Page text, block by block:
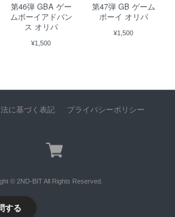
第46弾 GBA ゲー
ムボーイアドバン
ス オリパ
¥1,500
第47弾 GB ゲーム
ボーイ オリパ
¥1,500
に基づく表記 プライバシーポリシー
© 2ND-BIT All Rights Reserved.
する